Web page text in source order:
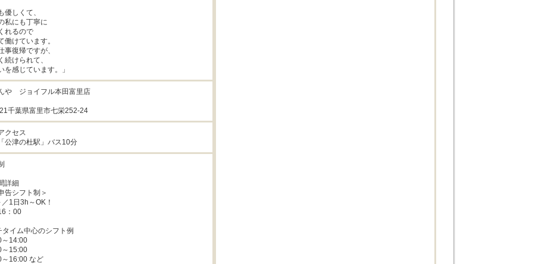
優しくて、
私にも丁寧に
れるので
働けています。
事復帰ですが、
続けられて、
を感じています。」
や　ジョイフル本田富里店
千葉県富里市七栄252-24
クセス
公津の杜駅」バス10分
詳細
告シフト制＞
1日3h～OK！
：00
タイム中心のシフト例
～14:00
～15:00
～16:00 など